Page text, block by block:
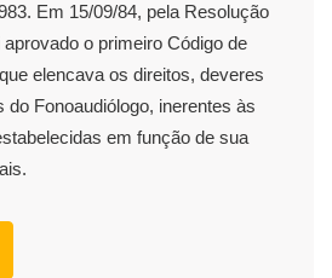
Em 15/09/84, pela Resolução
o primeiro Código de
elencava os direitos, deveres
do Fonoaudiólogo, inerentes às
em função de sua